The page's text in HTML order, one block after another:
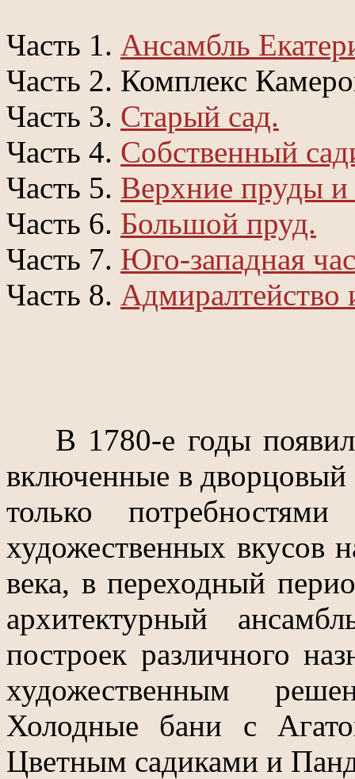
Часть 1. Ансамбль
Часть 2. Комплекс
Часть 3. Старый сад.
Часть 4. Собственный
Часть 5. Верхние пруды и
Часть 6. Большой пруд.
Часть 7. Юго-западная
Часть 8.
В 1780-е годы
включенные в дворцовый
только
художественных вкусов
века, в переходный
архитектурный
построек различного
художественным
Холодные бани с
Цветным садиками и